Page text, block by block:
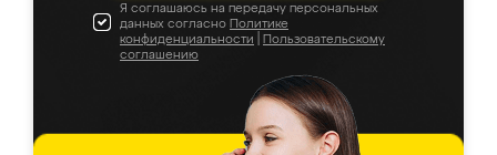
Я соглашаюсь на передачу персональных
данных согласно Политике
конфиденциальности
Пользовательскому
соглашению